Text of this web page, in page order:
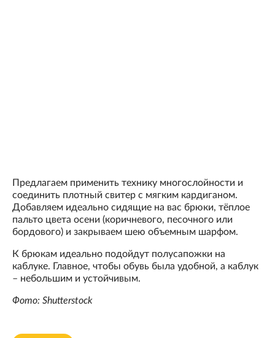
Предлагаем применить технику многослойности и
соединить плотный свитер с мягким кардиганом.
Добавляем идеально сидящие на вас брюки, тёплое
пальто цвета осени (коричневого, песочного или
бордового) и закрываем шею объемным шарфом.
К брюкам идеально подойдут полусапожки на
каблуке. Главное, чтобы обувь была удобной, а каблук
– небольшим и устойчивым.
Фото: Shutterstock